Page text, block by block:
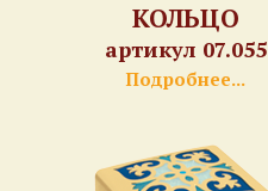
КОЛЬЦО
артикул 07.055
Подробнее...